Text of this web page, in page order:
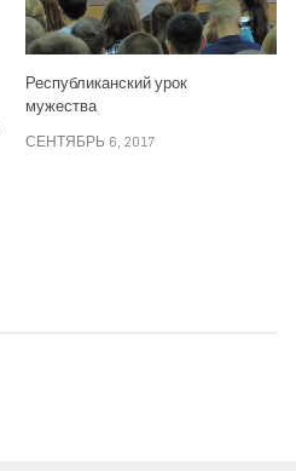
Республиканский урок
мужества
СЕНТЯБРЬ 6, 2017